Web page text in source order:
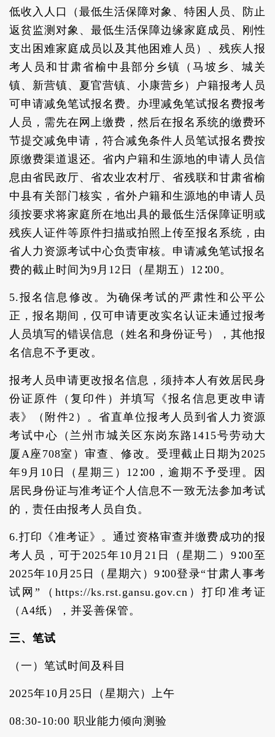
低收入人口（最低生活保障对象、特困人员、防止
返贫监测对象、最低生活保障边缘家庭成员、刚性
支出困难家庭成员以及其他困难人员）、残疾人报
考人员和甘肃省榆中县部分乡镇（马坡乡、城关
镇、新营镇、夏官营镇、小康营乡）户籍报考人员
可申请减免笔试报名费。办理减免笔试报名费报考
人员，需先在网上缴费，然后在报名系统的缴费环
节提交减免申请，符合减免条件人员笔试报名费按
原缴费渠道退还。省内户籍和生源地的申请人员信
息由省民政厅、省农业农村厅、省残联和甘肃省榆
中县有关部门核实，省外户籍和生源地的申请人员
须按要求将家庭所在地出具的最低生活保障证明或
残疾人证件等原件扫描或拍照上传至报名系统，由
省人力资源考试中心负责审核。申请减免笔试报名
费的截止时间为9月12日（星期五）12∶00。
5.报名信息修改。为确保考试的严肃性和公平公
正，报名期间，仅可申请更改实名认证未通过报考
人员填写的错误信息（姓名和身份证号），其他报
名信息不予更改。
报考人员申请更改报名信息，须持本人有效居民身
份证原件（复印件）并填写《报名信息更改申请
表》（附件2）。省直单位报考人员到省人力资源
考试中心（兰州市城关区东岗东路1415号劳动大
厦A座708室）审查、修改。受理截止日期为2025
年9月10日（星期三）12∶00，逾期不予受理。因
居民身份证与准考证个人信息不一致无法参加考试
的，责任由报考人员自负。
6.打印《准考证》。通过资格审查并缴费成功的报
考人员，可于2025年10月21日（星期二）9∶00至
2025年10月25日（星期六）9∶00登录“甘肃人事考
试网”（https://ks.rst.gansu.gov.cn）打印准考证
（A4纸），并妥善保管。
三、笔试
（一）笔试时间及科目
2025年10月25日（星期六）上午
08:30-10:00 职业能力倾向测验